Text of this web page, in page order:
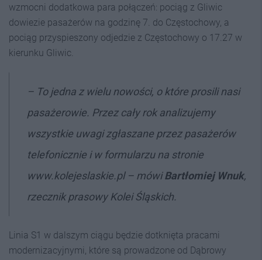
wzmocni dodatkowa para połączeń: pociąg z Gliwic
dowiezie pasażerów na godzinę 7. do Częstochowy, a
pociąg przyspieszony odjedzie z Częstochowy o 17.27 w
kierunku Gliwic.
– To jedna z wielu nowości, o które prosili nasi
pasażerowie. Przez cały rok analizujemy
wszystkie uwagi zgłaszane przez pasażerów
telefonicznie i w formularzu na stronie
www.kolejeslaskie.pl – mówiBartłomiej Wnuk,
rzecznik prasowy Kolei Śląskich.
Linia S1 w dalszym ciągu będzie dotknięta pracami
modernizacyjnymi, które są prowadzone od Dąbrowy